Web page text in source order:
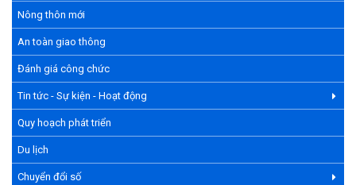
Nông thôn mới
An toàn giao thông
Đánh giá công chức
Tin tức - Sự kiện - Hoạt động
Quy hoạch phát triển
Du lịch
Chuyển đổi số